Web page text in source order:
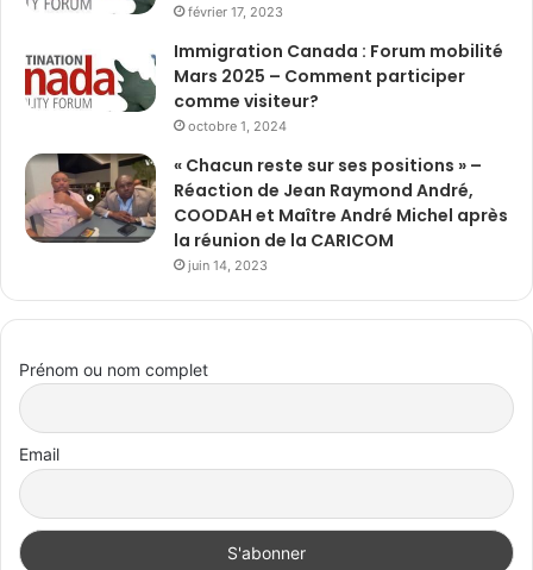
février 17, 2023
Immigration Canada : Forum mobilité
Mars 2025 – Comment participer
comme visiteur?
octobre 1, 2024
« Chacun reste sur ses positions » –
Réaction de Jean Raymond André,
COODAH et Maître André Michel après
la réunion de la CARICOM
juin 14, 2023
Prénom ou nom complet
Email